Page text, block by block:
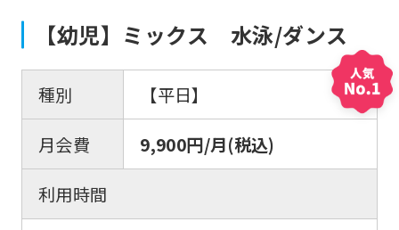
【幼児】ミックス 水泳/ダンス
種別
【平日】
月会費
9,900円/月(税込)
利用時間